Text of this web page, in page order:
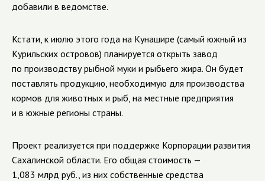
добавили в ведомстве.
Кстати, к июлю этого года на Кунашире (самый южный из
Курильских островов) планируется открыть завод
по производству рыбной муки и рыбьего жира. Он будет
поставлять продукцию, необходимую для производства
кормов для животных и рыб, на местные предприятия
и в южные регионы страны.
Проект реализуется при поддержке Корпорации развития
Сахалинской области. Его общая стоимость —
1,083 млрд руб., из них собственные средства